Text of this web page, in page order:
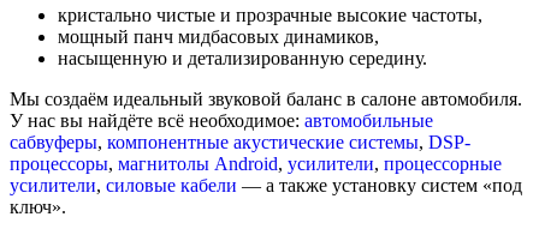
кристально чистые и прозрачные высокие частоты,
мощный панч мидбасовых динамиков,
насыщенную и детализированную середину.
Мы создаём идеальный звуковой баланс в салоне автомобиля.
У нас вы найдёте всё необходимое: автомобильные
сабвуферы, компонентные акустические системы, DSP-
процессоры, магнитолы Android, усилители, процессорные
усилители, силовые кабели — а также установку систем «под
ключ».